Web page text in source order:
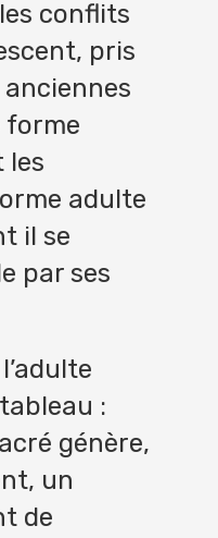
conflits
pris
forme
les
adulte
il se
par ses
:
génère,
un
de